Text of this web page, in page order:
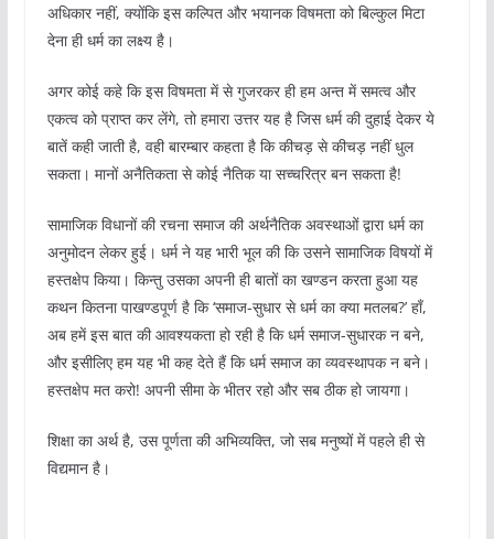
अधिकार नहीं, क्योंकि इस कल्पित और भयानक विषमता को बिल्कुल मिटा
देना ही धर्म का लक्ष्य है।
अगर कोई कहे कि इस विषमता में से गुजरकर ही हम अन्त में समत्व और
एकत्व को प्राप्त कर लेंगे, तो हमारा उत्तर यह है जिस धर्म की दुहाई देकर ये
बातें कही जाती है, वही बारम्बार कहता है कि कीचड़ से कीचड़ नहीं धुल
सकता। मानों अनैतिकता से कोई नैतिक या सच्चरित्र बन सकता है!
सामाजिक विधानों की रचना समाज की अर्थनैतिक अवस्थाओं द्वारा धर्म का
अनुमोदन लेकर हुई। धर्म ने यह भारी भूल की कि उसने सामाजिक विषयों में
हस्तक्षेप किया। किन्तु उसका अपनी ही बातों का खण्डन करता हुआ यह
कथन कितना पाखण्डपूर्ण है कि ‘समाज-सुधार से धर्म का क्या मतलब?’ हाँ,
अब हमें इस बात की आवश्यकता हो रही है कि धर्म समाज-सुधारक न बने,
और इसीलिए हम यह भी कह देते हैं कि धर्म समाज का व्यवस्थापक न बने।
हस्तक्षेप मत करो! अपनी सीमा के भीतर रहो और सब ठीक हो जायगा।
शिक्षा का अर्थ है, उस पूर्णता की अभिव्यक्ति, जो सब मनुष्यों में पहले ही से
विद्यमान है।